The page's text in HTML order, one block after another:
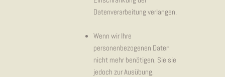
Datenverarbeitung verlangen.
Wenn wir Ihre
personenbezogenen Daten
nicht mehr benötigen, Sie sie
jedoch zur Ausübung,